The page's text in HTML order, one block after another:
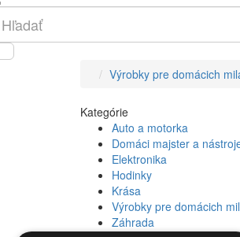
Výrobky pre domácich
Kategórie
Auto a motorka
Domáci majster a
Elektronika
Hodinky
Krása
Výrobky pre domácich
Záhrada